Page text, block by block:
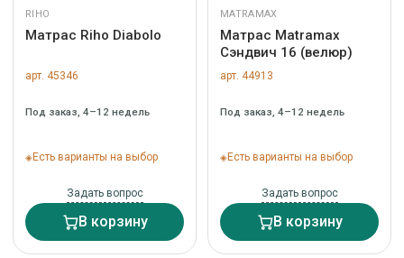
RIHO
Матрас Riho Diabolo
арт. 45346
Под заказ, 4–12 недель
Есть варианты на выбор
Задать вопрос
В корзину
MATRAMAX
Матрас Matramax
Сэндвич 16 (велюр)
арт. 44913
Под заказ, 4–12 недель
Есть варианты на выбор
Задать вопрос
В корзину